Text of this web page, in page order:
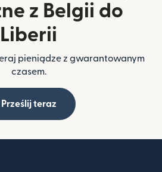
z Belgii do
Liberii
pieniądze z gwarantowanym
czasem.
Prześlij teraz